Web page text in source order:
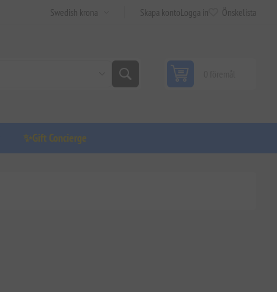
Skapa kontoLogga in Önskelista
✨Gift Concierge